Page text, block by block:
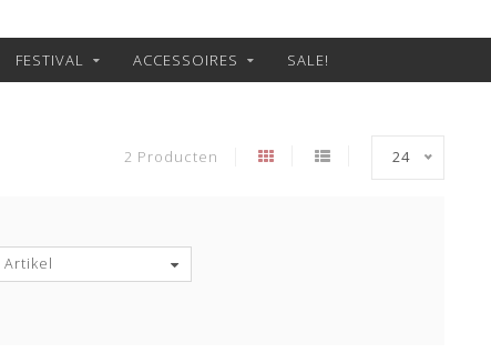
FESTIVAL ACCESSOIRES SALE!
2 Producten 24
Artikel